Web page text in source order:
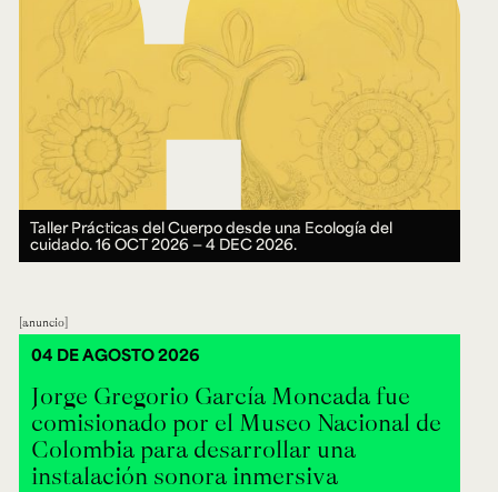
Taller Prácticas del Cuerpo desde una Ecología del
cuidado.16 OCT 2026 ― 4 DEC 2026.
anuncio
Jorge Gregorio García Moncada fue
comisionado por el Museo Nacional de
Colombia para desarrollar una
instalación sonora inmersiva
04 DE AGOSTO 2026